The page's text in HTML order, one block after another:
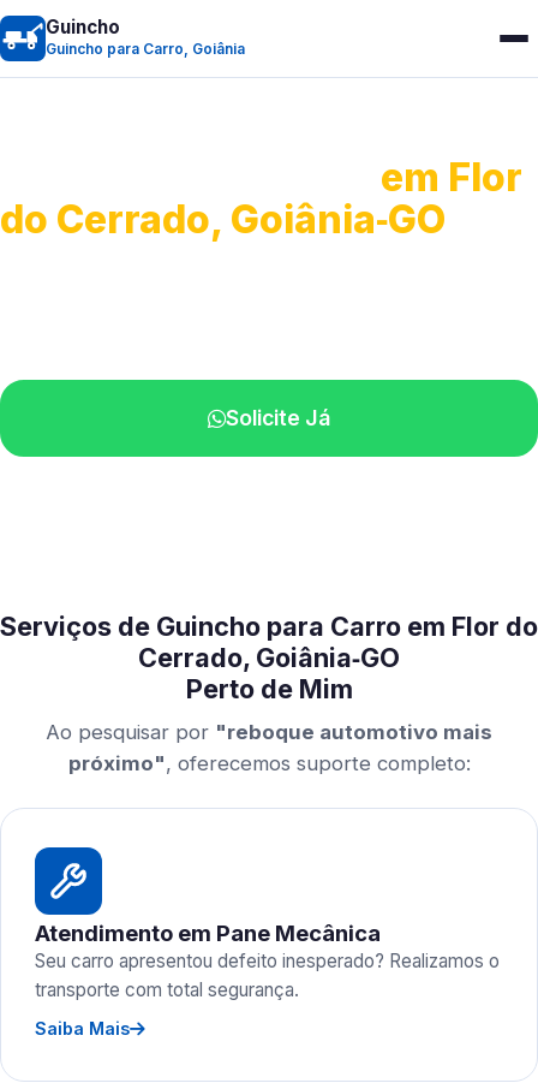
Guincho
Guincho para Carro, Goiânia
em Flor
do Cerrado, Goiânia‑GO
Solicite Já
Serviços de Guincho para Carro em Flor do
Cerrado, Goiânia‑GO
Perto de Mim
Ao pesquisar por "reboque automotivo mais
próximo", oferecemos suporte completo:
Atendimento em Pane Mecânica
Seu carro apresentou defeito inesperado? Realizamos o
transporte com total segurança.
Saiba Mais